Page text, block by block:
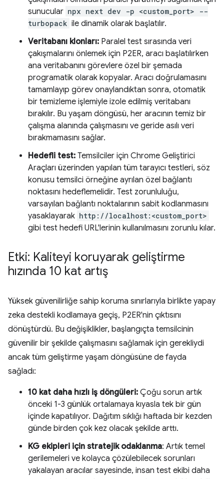
sunucular npx next dev -p <custom_port> --
turbopack ile dinamik olarak başlatılır.
Veritabanı klonları: Paralel test sırasında veri
çakışmalarını önlemek için P2ER, aracı başlatılırken
ana veritabanını görevlere özel bir şemada
programatik olarak kopyalar. Aracı doğrulamasını
tamamlayıp görev onaylandıktan sonra, otomatik
bir temizleme işlemiyle izole edilmiş veritabanı
bırakılır. Bu yaşam döngüsü, her aracının temiz bir
çalışma alanında çalışmasını ve geride asılı veri
bırakmamasını sağlar.
Hedefli test: Temsilciler için Chrome Geliştirici
Araçları üzerinden yapılan tüm tarayıcı testleri, söz
konusu temsilci örneğine ayrılan özel bağlantı
noktasını hedeflemelidir. Test zorunluluğu,
varsayılan bağlantı noktalarının sabit kodlanmasını
yasaklayarak http://localhost:<custom_port>
gibi test hedefi URL'lerinin kullanılmasını zorunlu kılar.
Etki: Kaliteyi koruyarak geliştirme
hızında 10 kat artış
Yüksek güvenilirliğe sahip koruma sınırlarıyla birlikte yapay
zeka destekli kodlamaya geçiş, P2ER'nin çıktısını
dönüştürdü. Bu değişiklikler, başlangıçta temsilcinin
güvenilir bir şekilde çalışmasını sağlamak için gerekliydi
ancak tüm geliştirme yaşam döngüsüne de fayda
sağladı:
10 kat daha hızlı iş döngüleri: Çoğu sorun artık
önceki 1-3 günlük ortalamaya kıyasla tek bir gün
içinde kapatılıyor. Dağıtım sıklığı haftada bir kezden
günde birden çok kez olacak şekilde arttı.
KG ekipleri için stratejik odaklanma: Artık temel
gerilemeleri ve kolayca çözülebilecek sorunları
yakalayan aracılar sayesinde, insan test ekibi daha